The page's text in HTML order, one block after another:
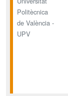
Politècnica
de València -
UPV